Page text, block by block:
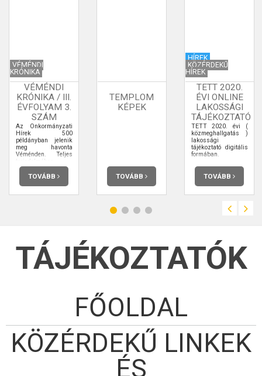
VÉMÉNDI
KRÓNIKA
VÉMÉNDI
KRÓNIKA / III.
ÉVFOLYAM 3.
SZÁM
Az Önkormányzati
Hírek 500
példányban jelenik
meg havonta
Véménden. Teljes
terjedelmében
elolvashatja.
TOVÁBB
TEMPLOM
KÉPEK
TOVÁBB
HÍREK
KÖZÉRDEKŰ
HÍREK
TETT 2020.
ÉVI ONLINE
LAKOSSÁGI
TÁJÉKOZTATÓ
TETT 2020. évi (
közmeghallgatás )
lakossági
tájékoztató digitális
formában.
TOVÁBB
TÁJÉKOZTATÓK
FŐOLDAL
KÖZÉRDEKŰ LINKEK
ÉS